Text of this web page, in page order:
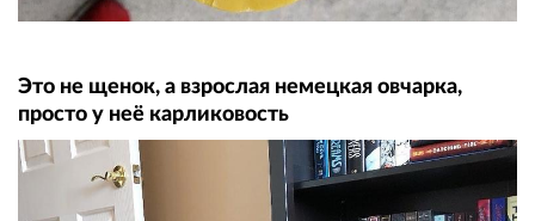
Это не щенок, а взрослая немецкая овчарка,
просто у неё карликовость